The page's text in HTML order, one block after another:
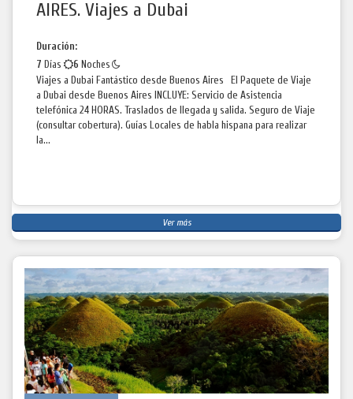
AIRES. Viajes a Dubai
Duración:
7 Días 6 Noches
Viajes a Dubai Fantástico desde Buenos Aires El Paquete de Viaje
a Dubai desde Buenos Aires INCLUYE: Servicio de Asistencia
telefónica 24 HORAS. Traslados de llegada y salida. Seguro de Viaje
(consultar cobertura). Guías Locales de habla hispana para realizar
la...
Ver más